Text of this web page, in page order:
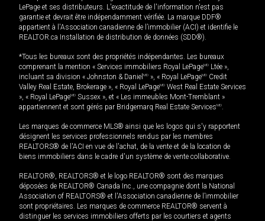
LePage et ses distributeurs. L'exactitude de l'information n'est pas
garantie et devrait être indépendamment vérifiée. La marque DDF®
appartient à l'Association canadienne de l’immobilier (ACI) et identifie le
REALTOR.ca Installation de distribution de données (SDD®).
*Tous les bureaux sont des propriétés indépendantes. Les bureaux
comprenant la mention « Services immobiliers Royal LePageMD Ltée »,
incluant sa division « Johnston & Daniel MD », « Royal LePageMD Credit
Valley Real Estate, Brokerage », « Royal LePageMD West Real Estate Services
», « Royal LePageMD Sussex », et « Les immeubles Mont-Tremblant »
appartiennent et sont gérés par Bridgemarq Real Estate ServicesMD
Les marques de commerce MLS® ainsi que les logos qui s'y rapportent
désignent les services professionnels rendus par les membres
REALTORS® de l'ACI en vue de l'achat, de la vente et de la location de
biens immobiliers dans le cadre d'un système de vente collaborative.
REALTOR®, REALTORS® et le logo REALTOR® sont des marques
déposées de REALTOR® Canada Inc., une compagnie dont la National
Association of REALTORS® et l'Association canadienne de l’immobilier
sont propriétaires. Les marques de commerce REALTOR® servent à
distinguer les services immobiliers offerts par les courtiers et agents